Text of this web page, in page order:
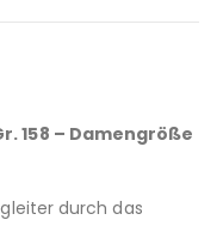
158 – Damengröße
durch das